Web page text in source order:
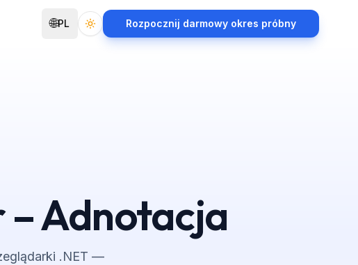
🌐PL Toggle themeRozpocznij darmowy okres próbny
Adnotacja
.NET —